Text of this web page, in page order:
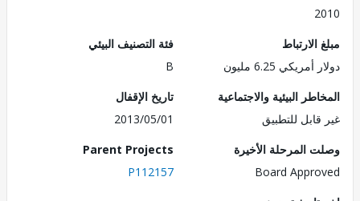
6.25 مليون
فئة التصنيف البيئي
البيئية والاجتماعية
للتطبيق
تاريخ الإقفال
2013/05/01
المرحلة الأخيرة
Board
Parent Projects
P112157